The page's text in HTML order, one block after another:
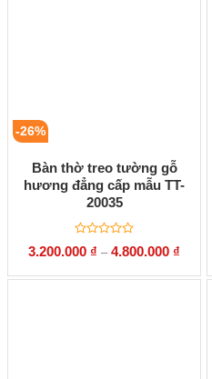
-26%
Bàn thờ treo tường gỗ
hương đẳng cấp mẫu TT-
20035
Được
xếp
0
3.200.000 ₫ – 4.800.000 ₫